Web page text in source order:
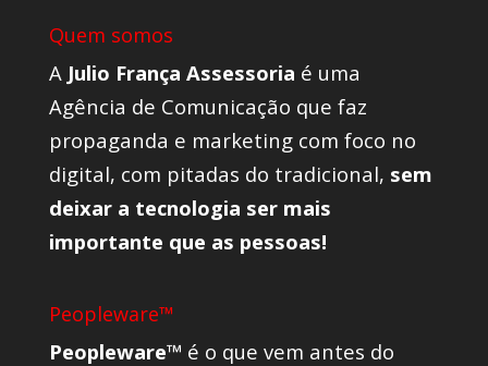
Quem somos
A Julio França Assessoria é uma
Agência de Comunicação que faz
propaganda e marketing com foco no
digital, com pitadas do tradicional, sem
deixar a tecnologia ser mais
importante que as pessoas!
Peopleware™
Peopleware™ é o que vem antes do